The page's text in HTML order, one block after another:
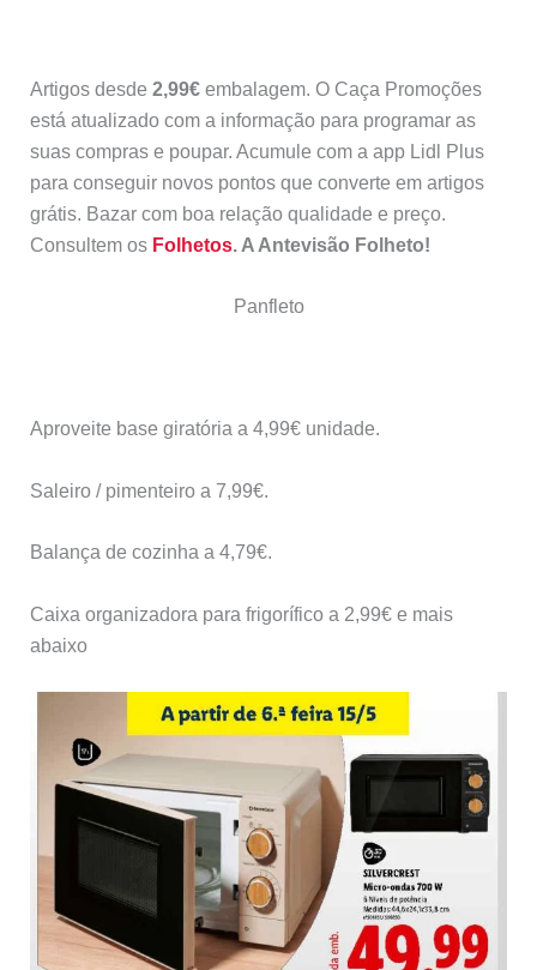
Artigos desde 2,99€embalagem. O Caça Promoções
está atualizado com a informação para programar as
suas compras e poupar. Acumule com a app Lidl Plus
para conseguir novos pontos que converte em artigos
grátis. Bazar com boa relação qualidade e preço.
Consultem os Folhetos. A Antevisão Folheto!
Panfleto
Aproveite base giratória a 4,99€ unidade.
Saleiro / pimenteiro a 7,99€.
Balança de cozinha a 4,79€.
Caixa organizadora para frigorífico a 2,99€ e mais
abaixo